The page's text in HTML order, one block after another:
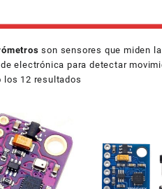
son sensores que miden
electrónica para detectar
los 12 resultados